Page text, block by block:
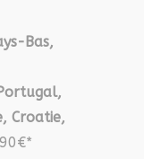
Bas,
Croatie,